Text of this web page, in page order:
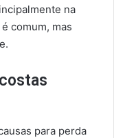
na
comum, mas
para perda